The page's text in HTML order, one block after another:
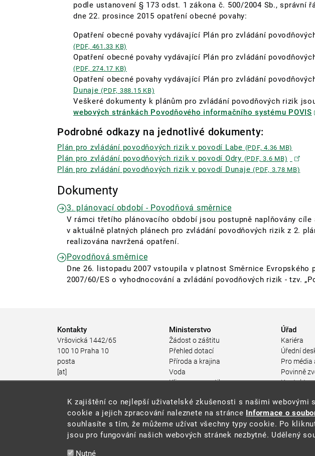
podle ustanovení § 173 odst. 1 zákona č. 500/2004 Sb., správní
dne 22. prosince 2015 opatření obecné povahy:
Opatření obecné povahy vydávající Plán pro zvládání
(PDF, 461.33 KB)
Opatření obecné povahy vydávající Plán pro zvládání
(PDF, 274.17 KB)
Opatření obecné povahy vydávající Plán pro zvládání
Dunaje(PDF, 388.15 KB)
Veškeré dokumenty k plánům pro zvládání povodňových rizik
webových stránkách Povodňového informačního systému POVIS
Podrobné odkazy na jednotlivé dokumenty:
Plán pro zvládání povodňových rizik v povodí Labe (PDF, 4.36 MB)
Plán pro zvládání povodňových rizik v povodí Odry (PDF, 3.6 MB)
Plán pro zvládání povodňových rizik v povodí Dunaje (PDF, 3.78 MB)
Dokumenty
3. plánovací období - Povodňová směrnice
V rámci třetího plánovacího období jsou postupně naplňovány cíle
v aktuálně platných plánech pro zvládání povodňových rizik z 2.
realizována navržená opatření.
Povodňová směrnice
Dne 26. listopadu 2007 vstoupila v platnost Směrnice Evropského
2007/60/ES o vyhodnocování a zvládání povodňových rizik - tzv.
Kontakty
Vršovická 1442/65
100 10 Praha 10
posta
[at]
mzp.gov.cz
+420 267 121 111
Ministerstvo
Žádost o záštitu
Přehled dotací
Příroda a krajina
Voda
Klima a energetika
Odpadové hospodářství
Rizika pro životní prostředí
Stav životního prostředí
Environmentální nástroje
Úřad
Kariéra
Úřední
Pro média
Povinně
Kontakty
(PDF, 204
K zajištění co nejlepší uživatelské zkušenosti s našimi webovými
cookie a jejich zpracování naleznete na stránce Informace o
souhlasíte s tím, že můžeme užívat všechny typy cookie. Po
jsou pro fungování našich webových stránek nezbytné. Udělený
Nutné